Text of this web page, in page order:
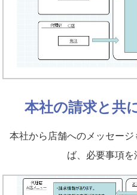
本社の請求と共
本社から店舗へのメッセー
ば、必要事項